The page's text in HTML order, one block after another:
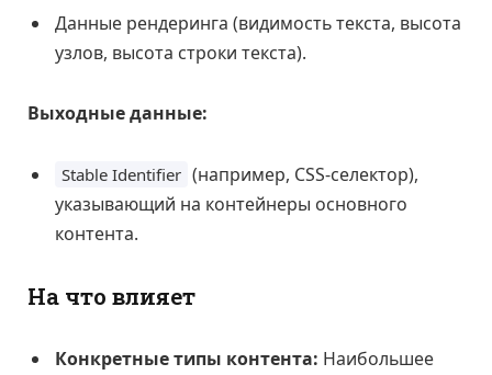
Данные рендеринга (видимость текста, высота
узлов, высота строки текста).
Выходные данные:
Stable Identifier (например, CSS-селектор),
указывающий на контейнеры основного
контента.
На что влияет
Конкретные типы контента: Наибольшее